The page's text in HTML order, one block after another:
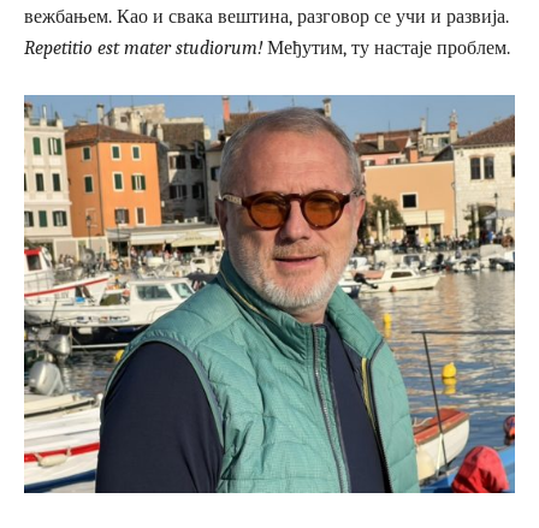
вежбањем. Као и свака вештина, разговор се учи и развија.
Repetitio est mater studiorum!Међутим, ту настаје проблем.